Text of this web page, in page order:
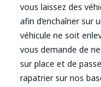
vous laissez des
afin d’enchaîner sur
véhicule ne soit
vous demande de
sur place et de
rapatrier sur nos